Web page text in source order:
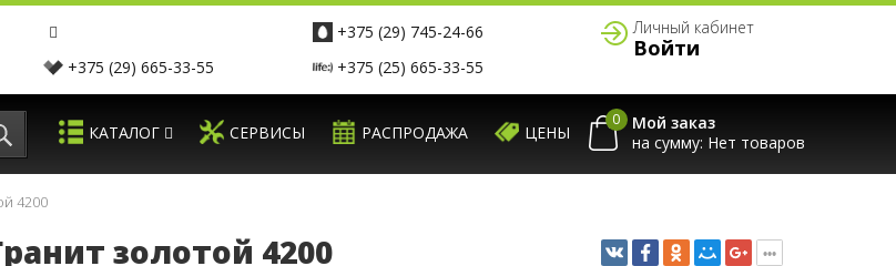
+375 (29) 665-33-55
+375 (29) 745-24-66
+375 (25) 665-33-55
Личный кабинет
Войти
КАТАЛОГ СЕРВИСЫ РАСПРОДАЖА ЦЕНЫ
0
Мой заказ
на сумму:
4200
золотой 4200